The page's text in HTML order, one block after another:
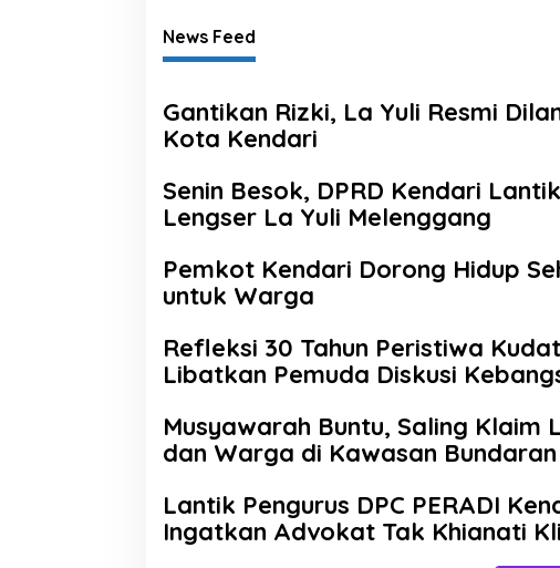
News Feed
Gantikan Rizki, La Yuli Resmi
Kota Kendari
Senin Besok, DPRD Kendari
Lengser La Yuli Melenggang
Pemkot Kendari Dorong Hidup
untuk Warga
Refleksi 30 Tahun Peristiwa
Libatkan Pemuda Diskusi
Musyawarah Buntu, Saling
dan Warga di Kawasan
Lantik Pengurus DPC PERADI
Ingatkan Advokat Tak Khianati